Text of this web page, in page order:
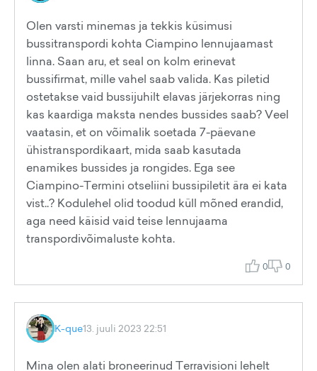
Olen varsti minemas ja tekkis küsimusi
bussitranspordi kohta Ciampino lennujaamast
linna. Saan aru, et seal on kolm erinevat
bussifirmat, mille vahel saab valida. Kas piletid
ostetakse vaid bussijuhilt elavas järjekorras ning
kas kaardiga maksta nendes bussides saab? Veel
vaatasin, et on võimalik soetada 7-päevane
ühistranspordikaart, mida saab kasutada
enamikes bussides ja rongides. Ega see
Ciampino-Termini otseliini bussipiletit ära ei kata
vist..? Kodulehel olid toodud küll mõned erandid,
aga need käisid vaid teise lennujaama
transpordivõimaluste kohta.
0 0
K-que13. juuli 2023 22:51
Mina olen alati broneerinud Terravisioni lehelt